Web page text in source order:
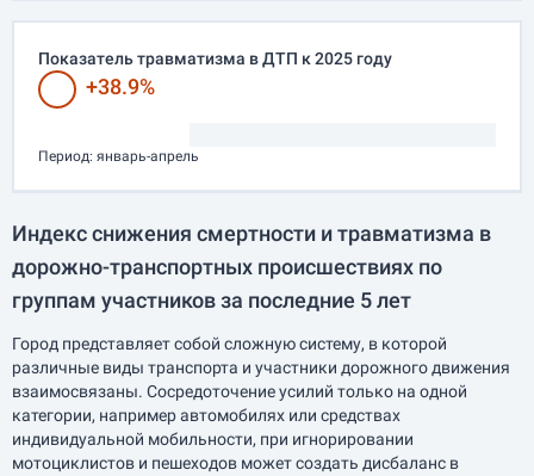
Показатель травматизма в ДТП к 2025 году
+38.9%
Период: январь-апрель
Индекс снижения смертности и травматизма в
дорожно-транспортных происшествиях по
группам участников за последние 5 лет
Город представляет собой сложную систему, в которой
различные виды транспорта и участники дорожного движения
взаимосвязаны. Сосредоточение усилий только на одной
категории, например автомобилях или средствах
индивидуальной мобильности, при игнорировании
мотоциклистов и пешеходов может создать дисбаланс в